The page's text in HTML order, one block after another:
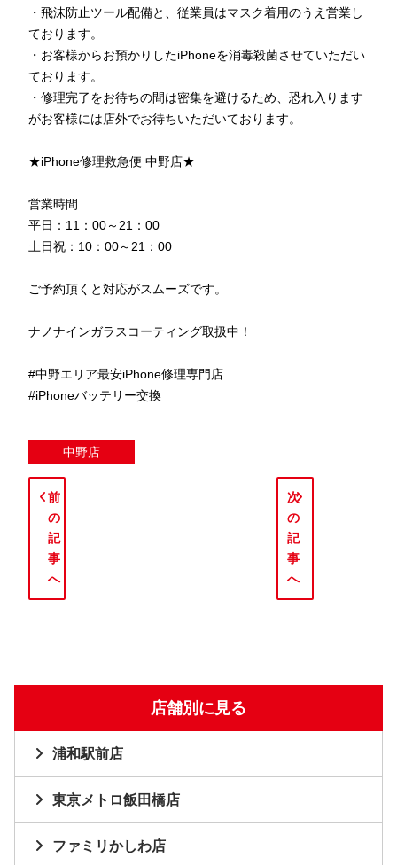
・飛沫防止ツール配備と、従業員はマスク着用のうえ営業し
ております。
・ お客様からお預かりしたiPhoneを消毒殺菌させていただい
ております。
・修理完了をお待ちの間は密集を避けるため、恐れ入ります
がお客様には店外でお待ちいただいております。
★iPhone修理救急便 中野店★
営業時間
平日：11：00～21：00
土日祝：10：00～21：00
ご予約頂くと対応がスムーズです。
ナノナインガラスコーティング取扱中！
#中野エリア最安iPhone修理専門店
#iPhoneバッテリー交換
中野店
前
の
記
事
へ
次
の
記
事
へ
店舗別に見る
浦和駅前店
東京メトロ飯田橋店
ファミリかしわ店